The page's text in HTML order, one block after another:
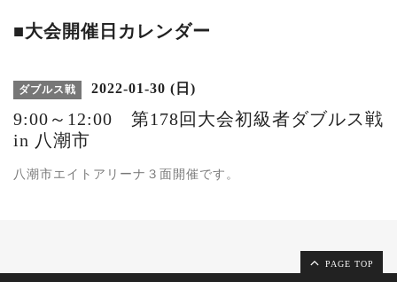
■大会開催日カレンダー
ダブルス戦 2022-01-30 (日)
9:00～12:00 第178回大会初級者ダブルス戦
in 八潮市
八潮市エイトアリーナ３面開催です。
PAGE TOP